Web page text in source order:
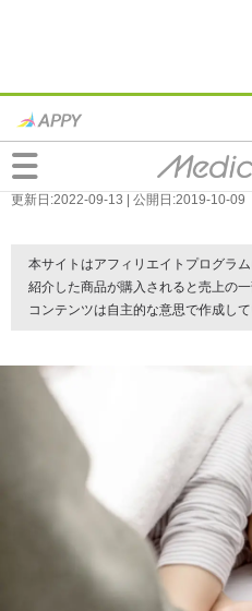
赤ちゃんの溶連菌感
自然治癒するの？｜
更新日:2022-09-13 | 公開日:2019-10-09
本サイトはアフィリエイトプログラ
紹介した商品が購入されると売上の
コンテンツは自主的な意思で作成して